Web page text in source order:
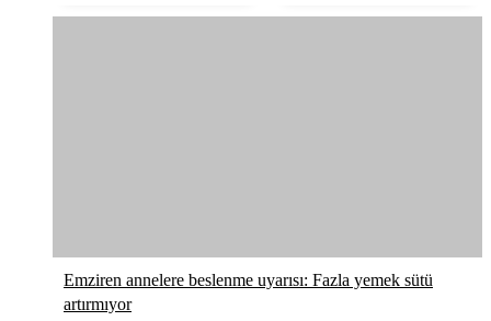
Emziren annelere beslenme uyarısı: Fazla yemek sütü
artırmıyor